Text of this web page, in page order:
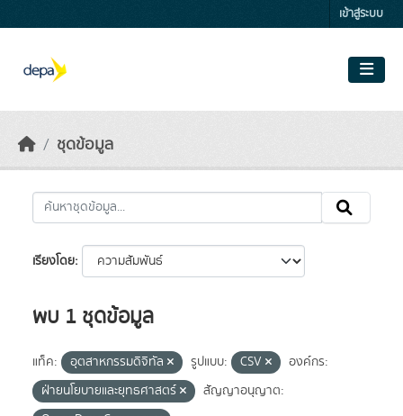
เข้าสู่ระบบ
ชุดข้อมูล
เรียงโดย
พบ 1 ชุดข้อมูล
แท็ค: อุตสาหกรรมดิจิทัล รูปแบบ: CSV
องค์กร:
ฝ่ายนโยบายและยุทธศาสตร์
สัญญาอนุญาต: